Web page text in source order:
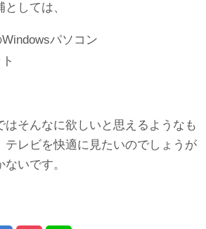
しては、
パソコン
はそんなに欲しいと思えるようなも
テレビを快適に見たいのでしょうが
いです。